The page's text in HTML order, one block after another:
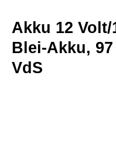
Akku 12
Blei-Akku,
VdS